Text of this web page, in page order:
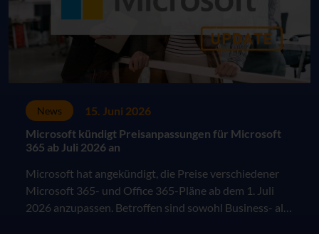
News
15. Juni 2026
Microsoft kündigt Preisanpassungen für Microsoft
365 ab Juli 2026 an
Microsoft hat angekündigt, die Preise verschiedener
Microsoft 365- und Office 365-Pläne ab dem 1. Juli
2026 anzupassen. Betroffen sind sowohl Business- als